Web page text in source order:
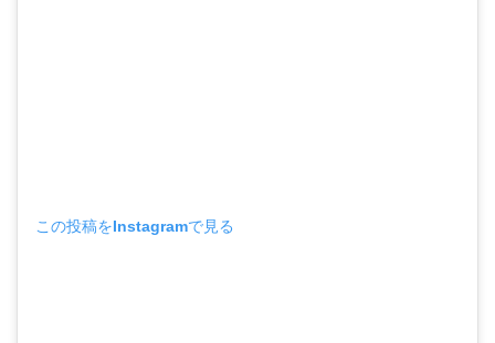
この投稿をInstagramで見る